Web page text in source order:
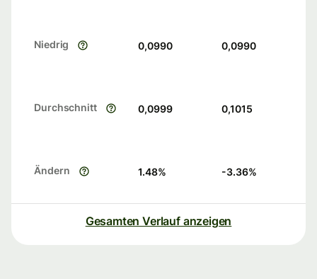
Niedrig 0,0990 0,0990
Durchschnitt 0,0999 0,1015
Ändern 1.48% -3.36%
Gesamten Verlauf anzeigen